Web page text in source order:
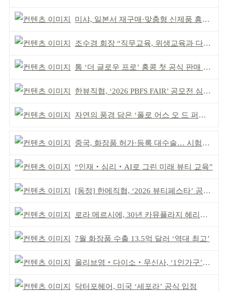
미샤, 일본서 재구매·맞춤형 신제품 흥행 ‘쌍끌이’
조수경 회장 “직무교육, 위생교육과 다르다”
톰 ‘더 글로우 프로’ 홍콩 첫 공식 판매 완판
한뷰직협, ‘2026 PBFS FAIR’ 공모전 심사 성료
자연의 풍경 담은 ‘폴로 어스 오 드 퍼퓸’ 4종 출시
중국, 화장품 허가·등록 대수술… 시험자료 공용 허용
“인재‧심리‧AI로 그린 미래 뷰티 교육”
[동정] 한메직협, ‘2026 뷰티페스타’ 공동 주최
로라 메르시에, 30년 카뮤플라지 헤리티지 담아
7월 화장품 수출 13.5억 달러 ‘역대 최고’
올리브영‧다이소‧무신사, ‘1인가구’가 이끈다
닥터포헤어, 미국 ‘세포라’ 공식 입점